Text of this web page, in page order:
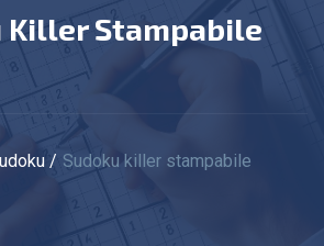
Killer Stampabile
Sudoku killer stampabile